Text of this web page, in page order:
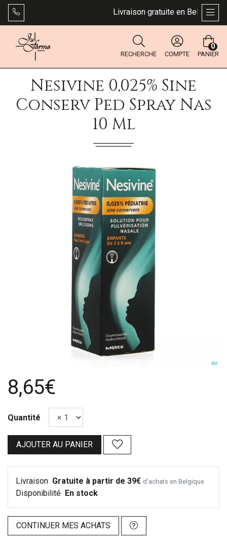
Livraison gratuite en Belgique
RECHERCHE COMPTE PANIER
0
Nesivine 0,025% Sine
Conserv Ped Spray Nas
10 Ml
8,65€
Quantité
AJOUTER AU PANIER
Livraison Gratuite à partir de 39€ d’achats en Belgique
Disponibilité En stock
CONTINUER MES ACHATS